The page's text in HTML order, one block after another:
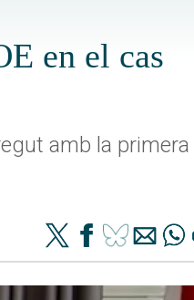
en el cas
amb la primera